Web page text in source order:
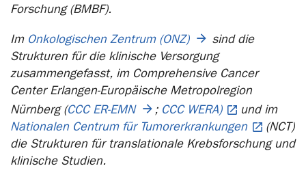
Forschung (BMBF).
Im Onkologischen Zentrum (ONZ)
sind die
Strukturen für die klinische Versorgung
zusammengefasst, im Comprehensive Cancer
Center Erlangen-Europäische Metropolregion
Nürnberg (CCC ER-EMN ; CCC WERA)
und im
Nationalen Centrum für Tumorerkrankungen
(NCT)
die Strukturen für translationale Krebsforschung und
klinische Studien.